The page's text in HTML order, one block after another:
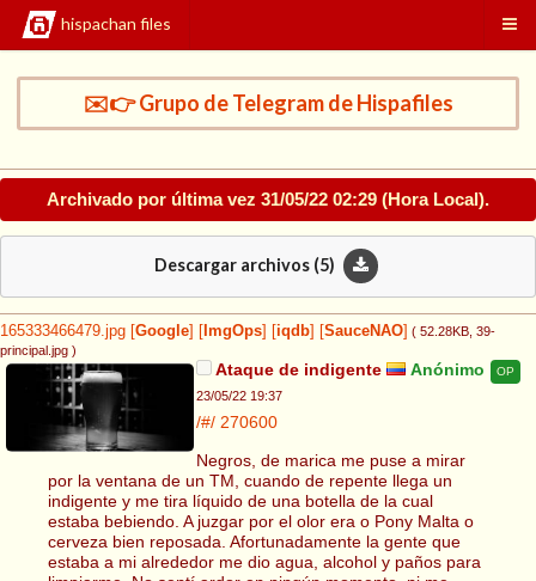
hispachan files
✉️👉 Grupo de Telegram de Hispafiles
Archivado por última vez 31/05/22 02:29 (Hora Local).
Descargar archivos (5)
165333466479.jpg Google ImgOps iqdb SauceNAO ( 52.28KB , 39-
principal.jpg )
Ataque de indigente Anónimo OP
23/05/22 19:37
/#/ 270600
Negros, de marica me puse a mirar
por la ventana de un TM, cuando de repente llega un
indigente y me tira líquido de una botella de la cual
estaba bebiendo. A juzgar por el olor era o Pony Malta o
cerveza bien reposada. Afortunadamente la gente que
estaba a mi alrededor me dio agua, alcohol y paños para